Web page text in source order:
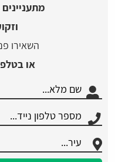
השאירו
או